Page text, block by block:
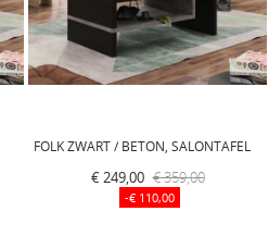
FOLK ZWART / BETON, SALONTAFEL
€ 249,00 € 359,00
-€ 110,00